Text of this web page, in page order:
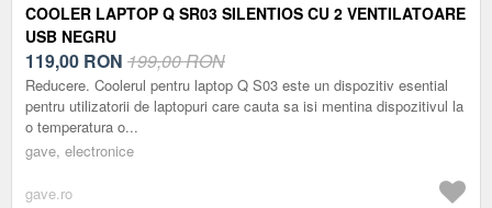
COOLER LAPTOP Q SR03 SILENTIOS CU 2 VENTILATOARE
USB NEGRU
119,00 RON 199,00 RON
Reducere. Coolerul pentru laptop Q S03 este un dispozitiv esential
pentru utilizatorii de laptopuri care cauta sa isi mentina dispozitivul la
o temperatura o...
gave, electronice
gave.ro